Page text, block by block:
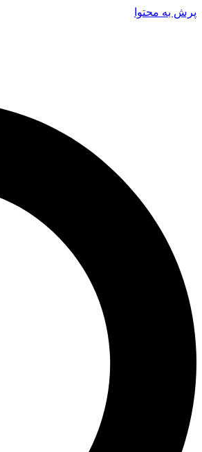
پرش به محتوا